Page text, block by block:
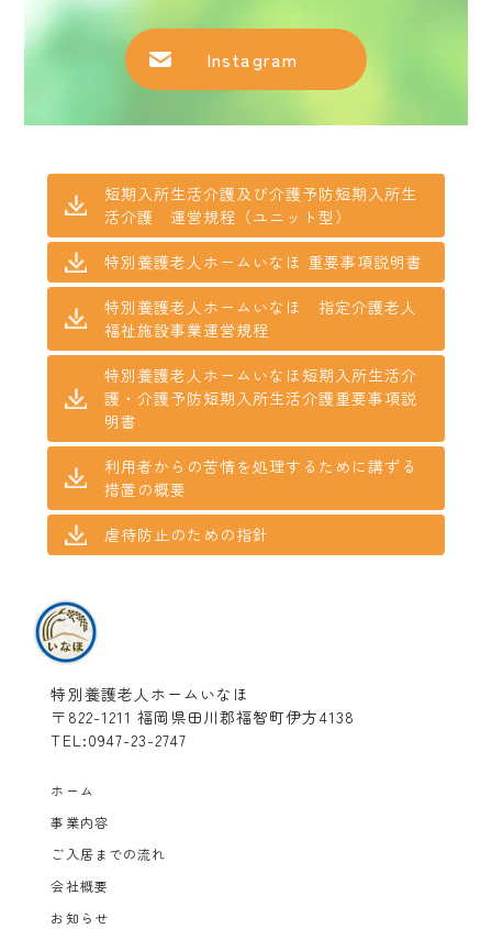
Instagram
短期入所生活介護及び介護予防短期入所生
活介護 運営規程（ユニット型）
特別養護老人ホームいなほ 重要事項説明書
特別養護老人ホームいなほ 指定介護老人
福祉施設事業運営規程
特別養護老人ホームいなほ短期入所生活介
護・介護予防短期入所生活介護重要事項説
明書
利用者からの苦情を処理するために講ずる
措置の概要
虐待防止のための指針
特別養護老人ホームいなほ
〒822-1211 福岡県田川郡福智町伊方4138
TEL:0947-23-2747
ホーム
事業内容
ご入居までの流れ
会社概要
お知らせ